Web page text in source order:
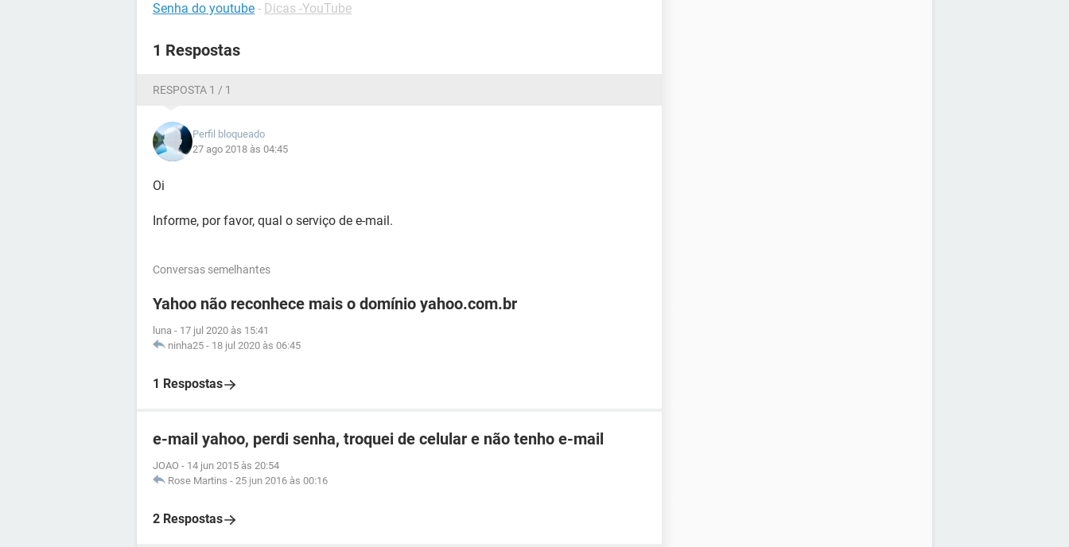
Senha do youtube - Dicas -YouTube
1 Respostas
RESPOSTA 1 / 1
Perfil bloqueado
27 ago 2018 às 04:45
Oi
Informe, por favor, qual o serviço de e-mail.
Conversas semelhantes
Yahoo não reconhece mais o domínio yahoo.com.br
luna - 17 jul 2020 às 15:41
ninha25 - 18 jul 2020 às 06:45
1 Respostas
e-mail yahoo, perdi senha, troquei de celular e não tenho e-mail
JOAO - 14 jun 2015 às 20:54
Rose Martins - 25 jun 2016 às 00:16
2 Respostas